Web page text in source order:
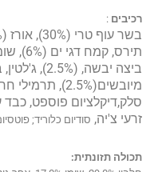
רכיבים :
תירס,
מיובשים(2.5%),
סלק,דיקלציום פוספט, כבד
זרעי צ'יה, סודיום כלוריד;
תכולה תזונתית: